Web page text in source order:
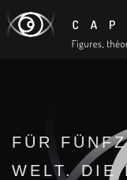
FÜR
WELT. DIE